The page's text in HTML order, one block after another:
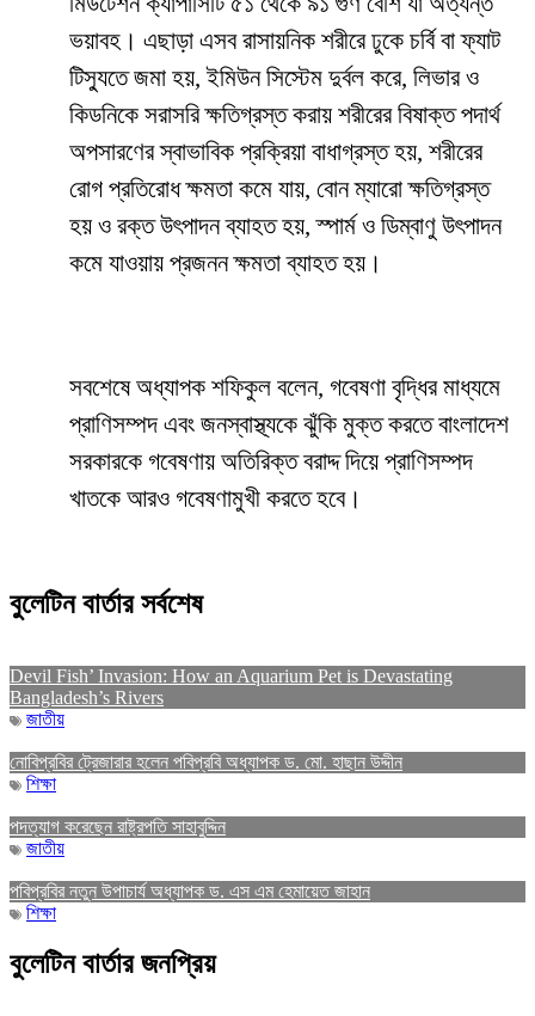
ভয়াবহ। এছাড়া এসব রাসায়নিক শরীরে ঢুকে চর্বি বা ফ্যাট
টিস্যুতে জমা হয়, ইমিউন সিস্টেম দুর্বল করে, লিভার ও
কিডনিকে সরাসরি ক্ষতিগ্রস্ত করায় শরীরের বিষাক্ত পদার্থ
অপসারণের স্বাভাবিক প্রক্রিয়া বাধাগ্রস্ত হয়, শরীরের
রোগ প্রতিরোধ ক্ষমতা কমে যায়, বোন ম্যারো ক্ষতিগ্রস্ত
হয় ও রক্ত উৎপাদন ব্যাহত হয়, স্পার্ম ও ডিম্বাণু উৎপাদন
কমে যাওয়ায় প্রজনন ক্ষমতা ব্যাহত হয়।
সবশেষে অধ্যাপক শফিকুল বলেন, গবেষণা বৃদ্ধির মাধ্যমে
প্রাণিসম্পদ এবং জনস্বাস্থ্যকে ঝুঁকি মুক্ত করতে বাংলাদেশ
সরকারকে গবেষণায় অতিরিক্ত বরাদ্দ দিয়ে প্রাণিসম্পদ
খাতকে আরও গবেষণামুখী করতে হবে।
বুলেটিন বার্তার সর্বশেষ
Devil Fish’ Invasion: How an Aquarium Pet is Devastating
Bangladesh’s Rivers
জাতীয়
নোবিপ্রবির ট্রেজারার হলেন পবিপ্রবি অধ্যাপক ড. মো. হাছান উদ্দীন
শিক্ষা
পদত্যাগ করেছেন রাষ্ট্রপতি সাহাবুদ্দিন
জাতীয়
পবিপ্রবির নতুন উপাচার্য অধ্যাপক ড. এস এম হেমায়েত জাহান
শিক্ষা
বুলেটিন বার্তার জনপ্রিয়